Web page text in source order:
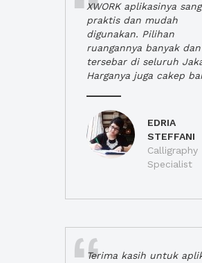
XWORK aplikasinya
praktis dan mudah
digunakan. Pilihan
ruangannya banyak dan
tersebar di seluruh
Harganya juga cakep
EDRIA
STEFFANI
Calligraphy
Specialist
Terima kasih untuk